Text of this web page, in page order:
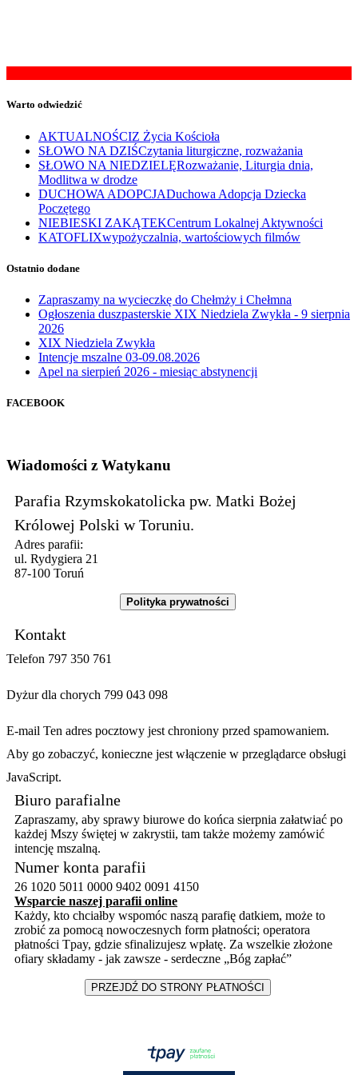
Warto odwiedzić
AKTUALNOŚCIZ Życia Kościoła
SŁOWO NA DZIŚCzytania liturgiczne, rozważania
SŁOWO NA NIEDZIELĘRozważanie, Liturgia dnia,
Modlitwa w drodze
DUCHOWA ADOPCJADuchowa Adopcja Dziecka
Poczętego
NIEBIESKI ZAKĄTEKCentrum Lokalnej Aktywności
KATOFLIXwypożyczalnia, wartościowych filmów
Ostatnio dodane
Zapraszamy na wycieczkę do Chełmży i Chełmna
Ogłoszenia duszpasterskie XIX Niedziela Zwykła - 9 sierpnia
2026
XIX Niedziela Zwykła
Intencje mszalne 03-09.08.2026
Apel na sierpień 2026 - miesiąc abstynencji
FACEBOOK
Wiadomości z Watykanu
Parafia Rzymskokatolicka pw. Matki Bożej
Królowej Polski w Toruniu.
Adres parafii:
ul. Rydygiera 21
87-100 Toruń
Polityka prywatności
Kontakt
Telefon 797 350 761
Dyżur dla chorych 799 043 098
E-mail Ten adres pocztowy jest chroniony przed spamowaniem.
Aby go zobaczyć, konieczne jest włączenie w przeglądarce obsługi
JavaScript.
Biuro parafialne
Zapraszamy, aby sprawy biurowe do końca sierpnia załatwiać po
każdej Mszy świętej w zakrystii, tam także możemy zamówić
intencję mszalną.
Numer konta parafii
26 1020 5011 0000 9402 0091 4150
Wsparcie naszej parafii online
Każdy, kto chciałby wspomóc naszą parafię datkiem, może to
zrobić za pomocą nowoczesnych form płatności; operatora
płatności Tpay, gdzie sfinalizujesz wpłatę. Za wszelkie złożone
ofiary składamy - jak zawsze - serdeczne „Bóg zapłać”
PRZEJDŹ DO STRONY PŁATNOŚCI